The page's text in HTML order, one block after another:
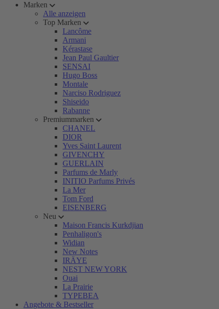
Marken
Alle anzeigen
Top Marken
Lancôme
Armani
Kérastase
Jean Paul Gaultier
SENSAI
Hugo Boss
Montale
Narciso Rodriguez
Shiseido
Rabanne
Premiummarken
CHANEL
DIOR
Yves Saint Laurent
GIVENCHY
GUERLAIN
Parfums de Marly
INITIO Parfums Privés
La Mer
Tom Ford
EISENBERG
Neu
Maison Francis Kurkdjian
Penhaligon's
Widian
New Notes
IRÄYE
NEST NEW YORK
Ouai
La Prairie
TYPEBEA
Angebote & Bestseller